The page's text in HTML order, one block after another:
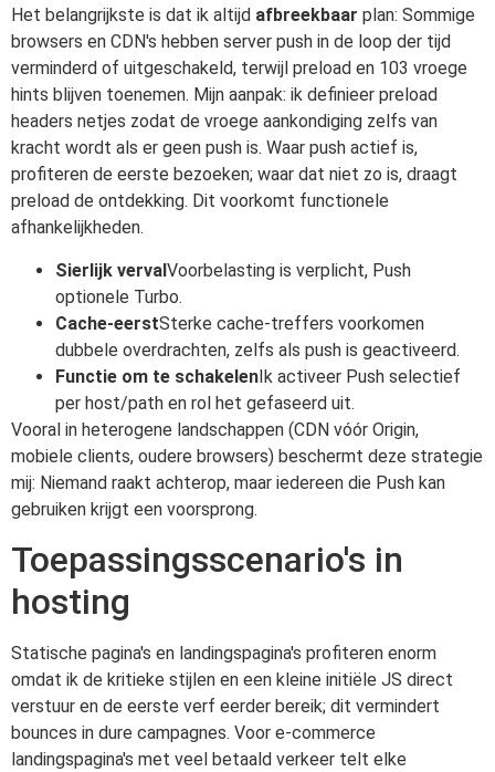
Het belangrijkste is dat ik altijd afbreekbaar plan: Sommige
browsers en CDN's hebben server push in de loop der tijd
verminderd of uitgeschakeld, terwijl preload en 103 vroege
hints blijven toenemen. Mijn aanpak: ik definieer preload
headers netjes zodat de vroege aankondiging zelfs van
kracht wordt als er geen push is. Waar push actief is,
profiteren de eerste bezoeken; waar dat niet zo is, draagt
preload de ontdekking. Dit voorkomt functionele
afhankelijkheden.
Sierlijk vervalVoorbelasting is verplicht, Push
optionele Turbo.
Cache-eerstSterke cache-treffers voorkomen
dubbele overdrachten, zelfs als push is geactiveerd.
Functie om te schakelenIk activeer Push selectief
per host/path en rol het gefaseerd uit.
Vooral in heterogene landschappen (CDN vóór Origin,
mobiele clients, oudere browsers) beschermt deze strategie
mij: Niemand raakt achterop, maar iedereen die Push kan
gebruiken krijgt een voorsprong.
Toepassingsscenario's in
hosting
Statische pagina's en landingspagina's profiteren enorm
omdat ik de kritieke stijlen en een kleine initiële JS direct
verstuur en de eerste verf eerder bereik; dit vermindert
bounces in dure campagnes. Voor e-commerce
landingspagina's met veel betaald verkeer telt elke